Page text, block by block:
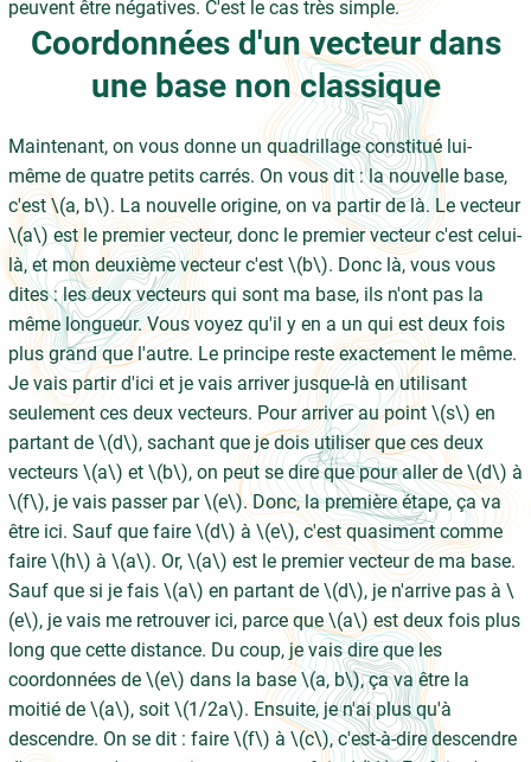
peuvent être négatives. C'est le cas très simple.
Coordonnées d'un vecteur dans
une base non classique
Maintenant, on vous donne un quadrillage constitué lui-
même de quatre petits carrés. On vous dit : la nouvelle base,
c'est \(a, b\). La nouvelle origine, on va partir de là. Le vecteur
\(a\) est le premier vecteur, donc le premier vecteur c'est celui-
là, et mon deuxième vecteur c'est \(b\). Donc là, vous vous
dites : les deux vecteurs qui sont ma base, ils n'ont pas la
même longueur. Vous voyez qu'il y en a un qui est deux fois
plus grand que l'autre. Le principe reste exactement le même.
Je vais partir d'ici et je vais arriver jusque-là en utilisant
seulement ces deux vecteurs. Pour arriver au point \(s\) en
partant de \(d\), sachant que je dois utiliser que ces deux
vecteurs \(a\) et \(b\), on peut se dire que pour aller de \(d\) à
\(f\), je vais passer par \(e\). Donc, la première étape, ça va
être ici. Sauf que faire \(d\) à \(e\), c'est quasiment comme
faire \(h\) à \(a\). Or, \(a\) est le premier vecteur de ma base.
Sauf que si je fais \(a\) en partant de \(d\), je n'arrive pas à \
(e\), je vais me retrouver ici, parce que \(a\) est deux fois plus
long que cette distance. Du coup, je vais dire que les
coordonnées de \(e\) dans la base \(a, b\), ça va être la
moitié de \(a\), soit \(1/2a\). Ensuite, je n'ai plus qu'à
descendre. On se dit : faire \(f\) à \(c\), c'est-à-dire descendre